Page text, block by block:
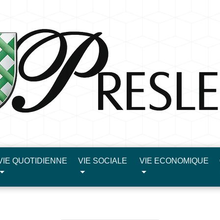
QUOTIDIENNE VIE SOCIALE VIE ECONOMIQUE